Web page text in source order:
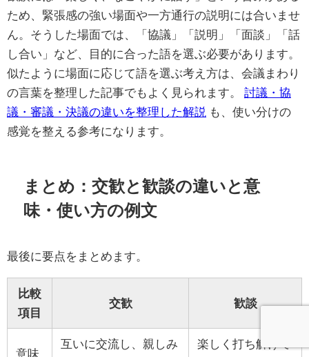
ため、緊張感の強い場面や一方通行の説明には合いませ
ん。そうした場面では、「協議」「説明」「面談」「話
し合い」など、目的に合った語を選ぶ必要があります。
似たように場面に応じて語を選ぶ考え方は、会議まわり
の言葉を整理した記事でもよく見られます。 討議・協
議・審議・決議の違いを整理した解説 も、使い分けの
感覚を整える参考になります。
まとめ：交歓と歓談の違いと意
味・使い方の例文
最後に要点をまとめます。
比較
項目
交歓 歓談
意味
互いに交流し、親しみ 楽しく打ち解けて